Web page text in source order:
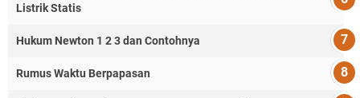
Listrik Statis
Hukum Newton 1 2 3 dan Contohnya
Rumus Waktu Berpapasan